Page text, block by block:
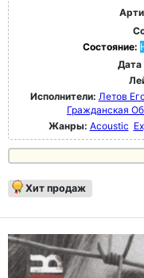
Состояние:
Дата
Исполнители: Летов
Гражданская
Жанры: Acoustic
Хит продаж